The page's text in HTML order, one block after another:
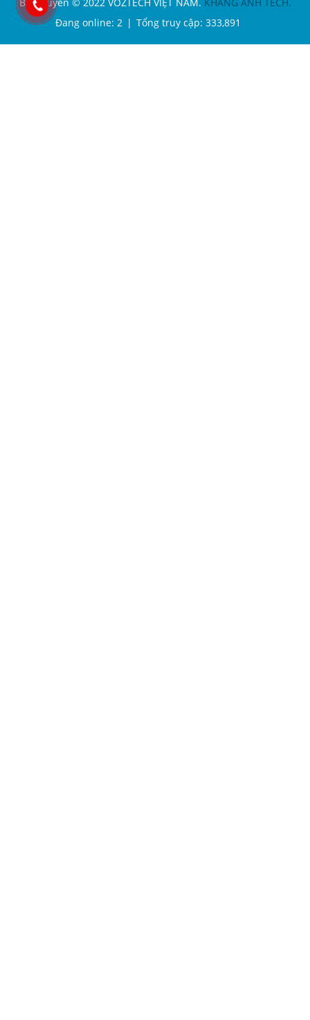
Bản quyền © 2022 VOZTECH VIỆT NAM. KHANG ANH TECH.
Đang online: 2 | Tổng truy cập: 333,891